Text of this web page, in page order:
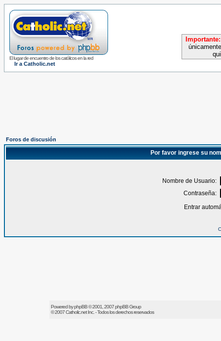
El lugar de encuentro de los católicos en la red
Ir a Catholic.net
Importante:
Foros de discusión
Por favor ingrese su
Nombre de Usuario:
Contraseña:
Entrar
Powered byphpBB© 2001, 2007 phpBB Group
© 2007Catholic.netInc. - Todos los derechos reservados